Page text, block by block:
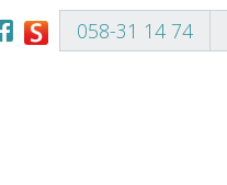
058-31 14 74